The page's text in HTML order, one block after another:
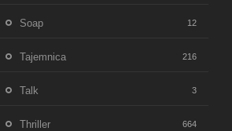
Soap 12
Tajemnica 216
Talk 3
Thriller 664